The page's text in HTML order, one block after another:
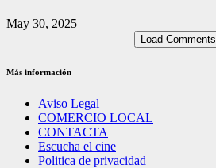
May 30, 2025
Load Comments
Más información
Aviso Legal
COMERCIO LOCAL
CONTACTA
Escucha el cine
Politica de privacidad